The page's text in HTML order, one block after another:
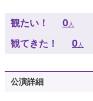
観たい！ 0人
観てきた！ 0人
公演詳細